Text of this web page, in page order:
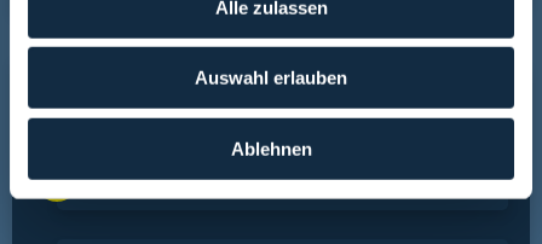
unsere Website zu analysieren. Außerdem geben wir
Informationen zu Ihrer Verwendung unserer Website an
unsere Partner für soziale Medien, Werbung und
Analysen weiter. Unsere Partner führen diese
Informationen möglicherweise mit weiteren Daten
Alle zulassen
Auswahl erlauben
Ablehnen
+
Solarheizung
Warmluftkollektor Fehler